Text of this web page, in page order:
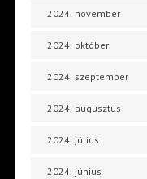
2024. november
2024. október
2024. szeptember
2024. augusztus
2024. július
2024. június